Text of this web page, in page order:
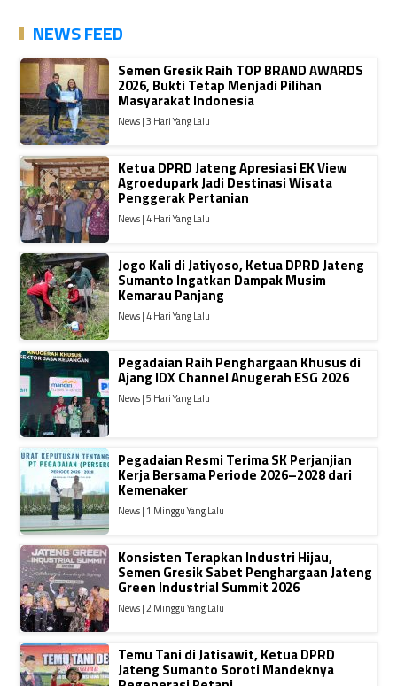
NEWS FEED
Semen Gresik Raih TOP BRAND AWARDS
2026, Bukti Tetap Menjadi Pilihan
Masyarakat Indonesia
News | 3 Hari Yang Lalu
Ketua DPRD Jateng Apresiasi EK View
Agroedupark Jadi Destinasi Wisata
Penggerak Pertanian
News | 4 Hari Yang Lalu
Jogo Kali di Jatiyoso, Ketua DPRD Jateng
Sumanto Ingatkan Dampak Musim
Kemarau Panjang
News | 4 Hari Yang Lalu
Pegadaian Raih Penghargaan Khusus di
Ajang IDX Channel Anugerah ESG 2026
News | 5 Hari Yang Lalu
Pegadaian Resmi Terima SK Perjanjian
Kerja Bersama Periode 2026–2028 dari
Kemenaker
News | 1 Minggu Yang Lalu
Konsisten Terapkan Industri Hijau,
Semen Gresik Sabet Penghargaan Jateng
Green Industrial Summit 2026
News | 2 Minggu Yang Lalu
Temu Tani di Jatisawit, Ketua DPRD
Jateng Sumanto Soroti Mandeknya